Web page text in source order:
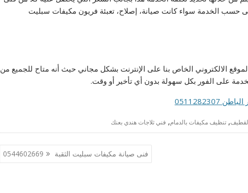
حسب الخدمة سواء كانت صيانة، إصلاح، تعبئة فريون مكيفات سبليت
الالكتروني الخاص بنا على الإنترنت بشكل مجاني حيث أنه متاح للجميع من
على الفور بكل سهولة بدون أي تأخير أو وقت.
, تنظيف مكيفات بالدمام, فني ثلاجات هندي بعنك
فنى صيانة مكيفات سبليت الثقبة 0544602669